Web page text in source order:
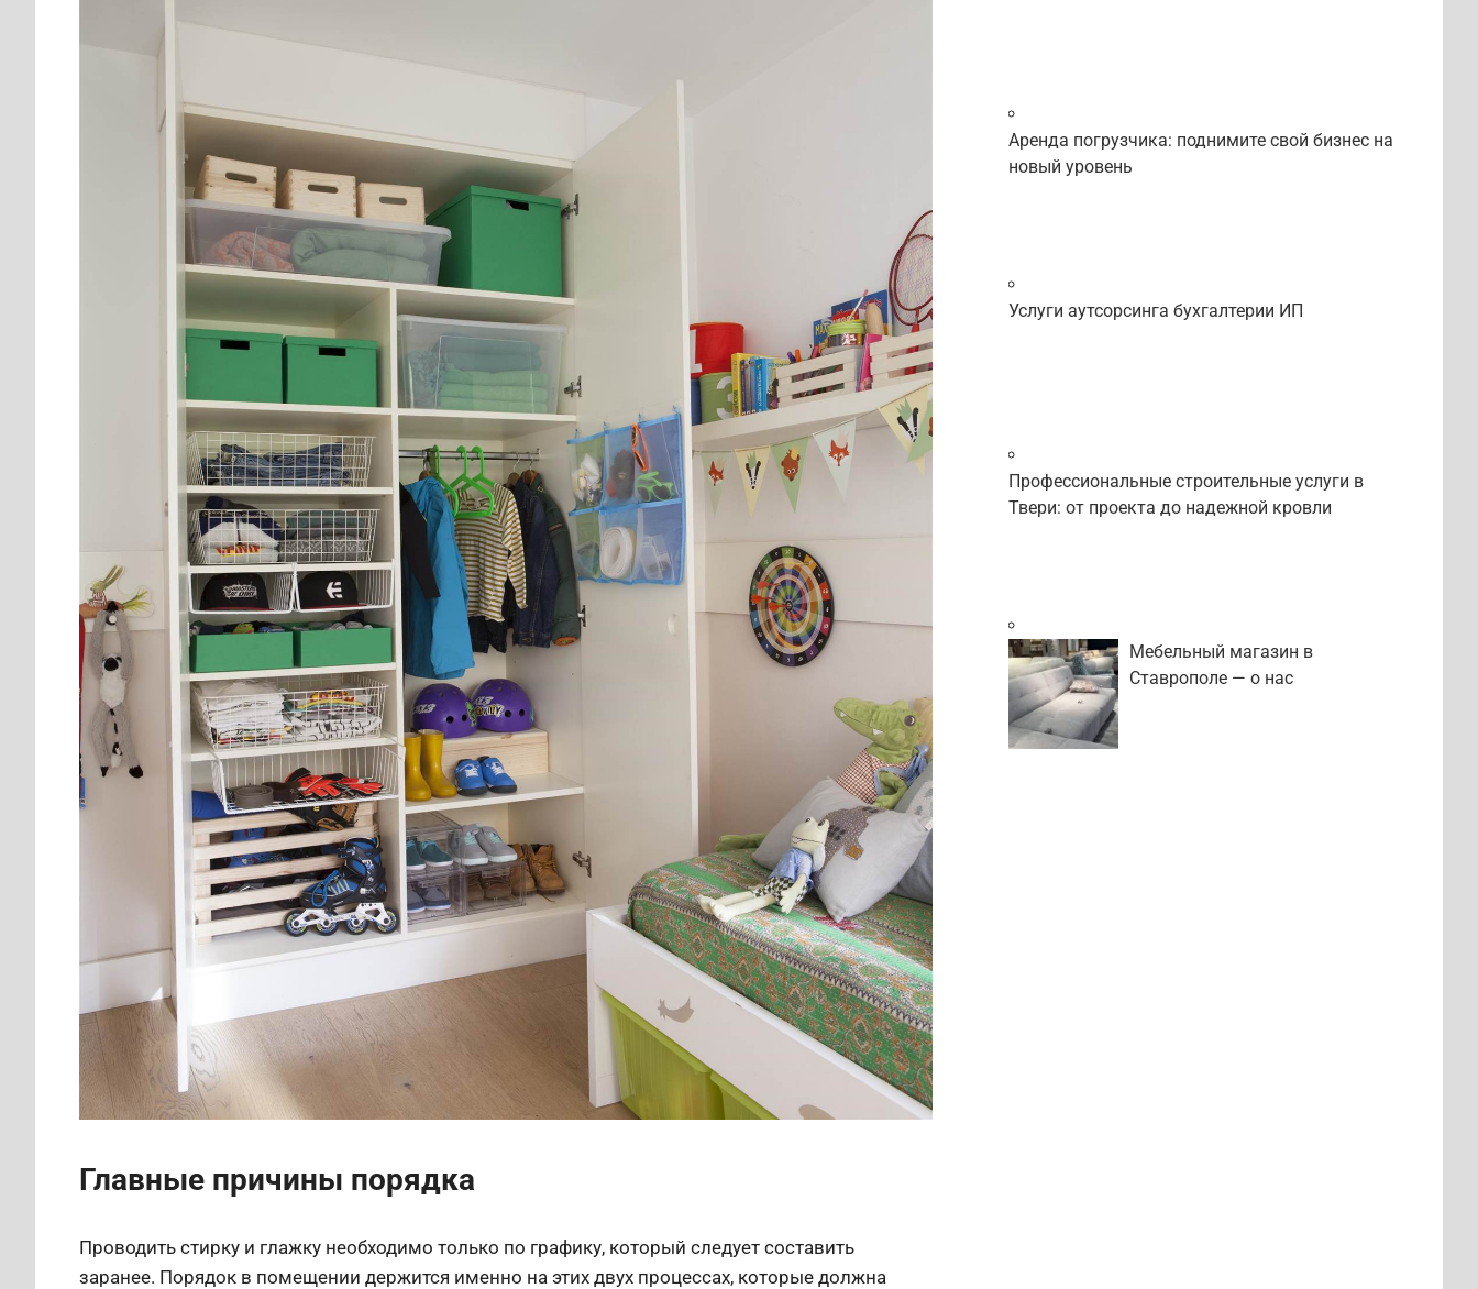
Главные причины порядка
Проводить стирку и глажку необходимо только по графику, который следует составить
заранее. Порядок в помещении держится именно на этих двух процессах, которые должна
Аренда погрузчика: поднимите свой бизнес на
новый уровень
Услуги аутсорсинга бухгалтерии ИП
Профессиональные строительные услуги в
Твери: от проекта до надежной кровли
Мебельный магазин в
Ставрополе — о нас